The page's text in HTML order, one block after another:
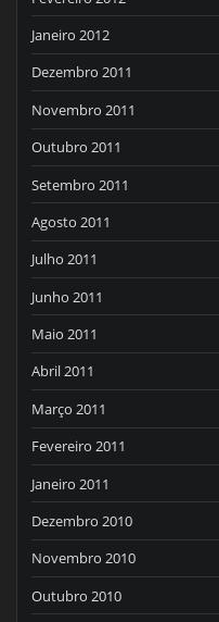
Janeiro 2012
Dezembro 2011
Novembro 2011
Outubro 2011
Setembro 2011
Agosto 2011
Julho 2011
Junho 2011
Maio 2011
Abril 2011
Março 2011
Fevereiro 2011
Janeiro 2011
Dezembro 2010
Novembro 2010
Outubro 2010